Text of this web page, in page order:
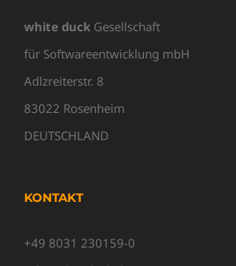
white duck Gesellschaft
für Softwareentwicklung mbH
Adlzreiterstr. 8
83022 Rosenheim
DEUTSCHLAND
KONTAKT
+49 8031 230159-0